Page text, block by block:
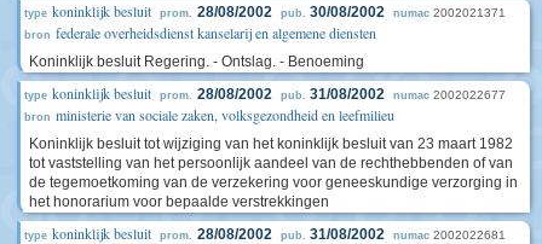
type koninklijk besluit prom. 28/08/2002 pub. 30/08/2002 numac 2002021371
bron federale overheidsdienst kanselarij en algemene diensten
Koninklijk besluit Regering. - Ontslag. - Benoeming
type koninklijk besluit prom. 28/08/2002 pub. 31/08/2002 numac 2002022677
bron ministerie van sociale zaken, volksgezondheid en leefmilieu
Koninklijk besluit tot wijziging van het koninklijk besluit van 23 maart 1982
tot vaststelling van het persoonlijk aandeel van de rechthebbenden of van
de tegemoetkoming van de verzekering voor geneeskundige verzorging in
het honorarium voor bepaalde verstrekkingen
type koninklijk besluit prom. 28/08/2002 pub. 31/08/2002 numac 2002022681